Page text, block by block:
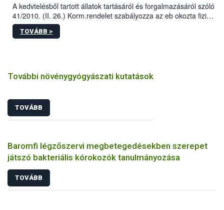
A kedvtelésből tartott állatok tartásáról és forgalmazásáról szóló
41/2010. (II. 26.) Korm.rendelet szabályozza az eb okozta fizikai
sérülés, illetve ennek veszélye keletkezésekor felmerülő
hatósági feladatokat, valamint a veszélyes eb tartását és annak
TOVÁBB >
További növénygyógyászati kutatások
TOVÁBB
Baromfi légzőszervi megbetegedésekben szerepet
játszó bakteriális kórokozók tanulmányozása
TOVÁBB